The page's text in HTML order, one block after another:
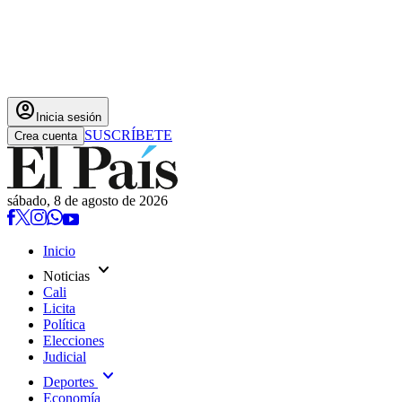
account_circle Inicia sesión
Crea cuenta SUSCRÍBETE
sábado, 8 de agosto de 2026
Inicio
Noticias expand_more
Cali
Licita
Política
Elecciones
Judicial
Deportes expand_more
Economía